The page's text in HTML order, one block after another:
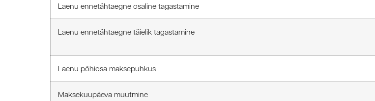
Laenu ennetähtaegne osaline tagastamine
Laenu ennetähtaegne täielik tagastamine
Laenu põhiosa maksepuhkus
Maksekuupäeva muutmine